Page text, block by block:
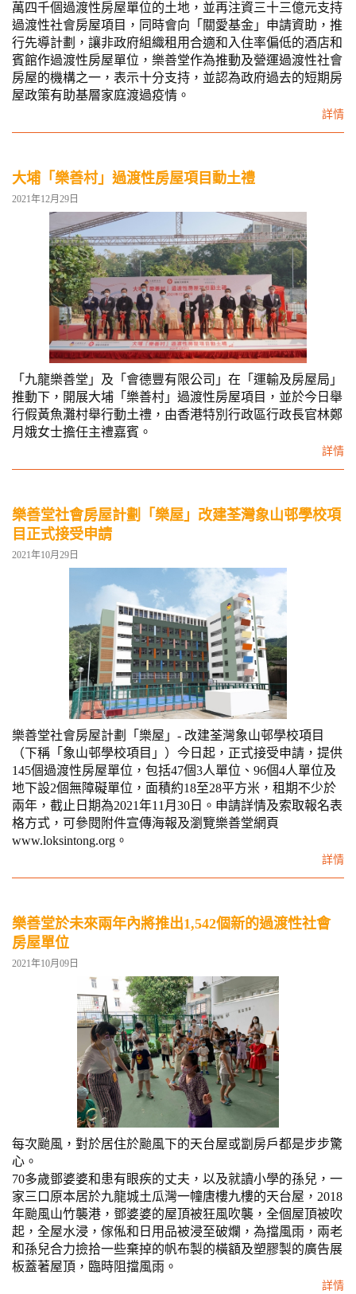
萬四千個過渡性房屋單位的土地，並再注資三十三億元支持
過渡性社會房屋項目，同時會向「關愛基金」申請資助，推
行先導計劃，讓非政府組織租用合適和入住率偏低的酒店和
賓館作過渡性房屋單位，樂善堂作為推動及營運過渡性社會
房屋的機構之一，表示十分支持，並認為政府過去的短期房
屋政策有助基層家庭渡過疫情。
詳情
大埔「樂善村」過渡性房屋項目動土禮
2021年12月29日
「九龍樂善堂」及「會德豐有限公司」在「運輸及房屋局」
推動下，開展大埔「樂善村」過渡性房屋項目，並於今日舉
行假黃魚灘村舉行動土禮，由香港特別行政區行政長官林鄭
月娥女士擔任主禮嘉賓。
詳情
樂善堂社會房屋計劃「樂屋」改建荃灣象山邨學校項
目正式接受申請
2021年10月29日
樂善堂社會房屋計劃「樂屋」- 改建荃灣象山邨學校項目
（下稱「象山邨學校項目」）今日起，正式接受申請，提供
145個過渡性房屋單位，包括47個3人單位、96個4人單位及
地下設2個無障礙單位，面積約18至28平方米，租期不少於
兩年，截止日期為2021年11月30日。申請詳情及索取報名表
格方式，可參閱附件宣傳海報及瀏覽樂善堂網頁
www.loksintong.org。
詳情
樂善堂於未來兩年內將推出1,542個新的過渡性社會
房屋單位
2021年10月09日
每次颱風，對於居住於颱風下的天台屋或劏房戶都是步步驚
心。
70多歲鄧婆婆和患有眼疾的丈夫，以及就讀小學的孫兒，一
家三口原本居於九龍城土瓜灣一幢唐樓九樓的天台屋，2018
年颱風山竹襲港，鄧婆婆的屋頂被狂風吹襲，全個屋頂被吹
起，全屋水浸，傢俬和日用品被浸至破爛，為擋風雨，兩老
和孫兒合力撿拾一些棄掉的帆布製的橫額及塑膠製的廣告展
板蓋著屋頂，臨時阻擋風雨。
詳情